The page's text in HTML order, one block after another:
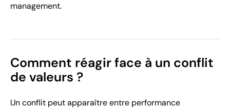
management.
Comment réagir face à un conflit
de valeurs ?
Un conflit peut apparaître entre performance